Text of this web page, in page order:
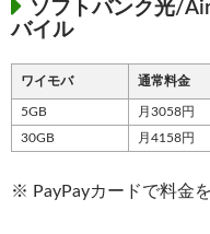
ソフトバンク光/
バイル
ワイモバ 通常料金
5GB 月3058円
30GB
月4158円
※ PayPayカードで料金